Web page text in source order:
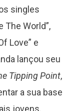
singles
The World”,
Love” e
lançou seu
Tipping Point,
a sua base
jovens.